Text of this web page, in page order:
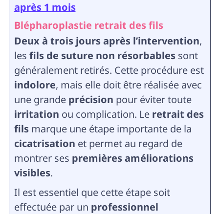
après 1 mois
Blépharoplastie retrait des fils
Deux à trois jours après l’intervention,
les fils de suture non résorbablessont
généralement retirés. Cette procédure est
indolore, mais elle doit être réalisée avec
une grande précision pour éviter toute
irritation ou complication. Le retrait des
filsmarque une étape importante de la
cicatrisation et permet au regard de
montrer ses premières améliorations
visibles.
Il est essentiel que cette étape soit
effectuée par un professionnel